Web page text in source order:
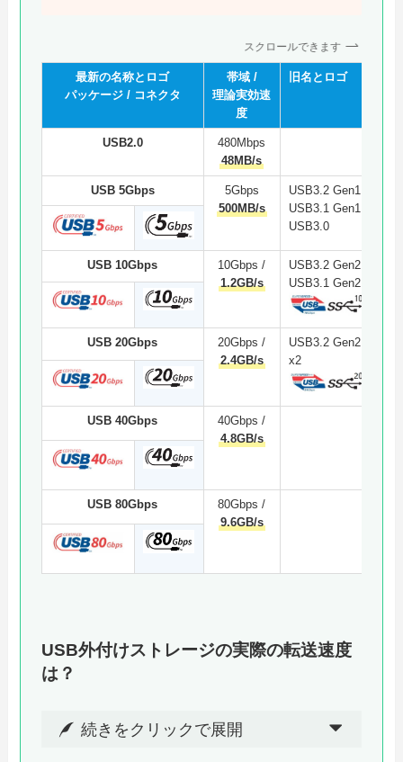
スクロールできます
最新の名称とロゴ
パッケージ / コネクタ
帯域 /
理論実効速
度
旧名とロゴ
USB2.0
480Mbps
48MB/s
USB 5Gbps
5Gbps
500MB/s
USB3.2 Gen1
USB3.1 Gen1
USB3.0
USB 10Gbps
10Gbps /
1.2GB/s
USB3.2 Gen2
USB3.1 Gen2
USB 20Gbps
20Gbps /
2.4GB/s
USB3.2 Gen2
x2
USB 40Gbps
40Gbps /
4.8GB/s
USB 80Gbps
80Gbps /
9.6GB/s
USB外付けストレージの実際の転送速度
は？
続きをクリックで展開